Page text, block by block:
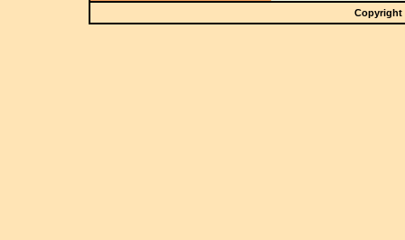
Copyright